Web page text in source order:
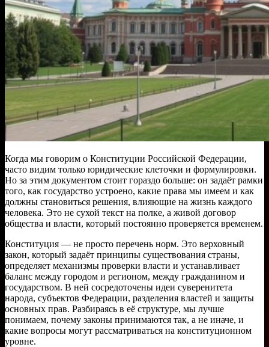
Когда мы говорим о Конституции Российской Федерации,
часто видим только юридические клеточки и формулировки.
Но за этим документом стоит гораздо больше: он задаёт рамки
того, как государство устроено, какие права мы имеем и как
должны становиться решения, влияющие на жизнь каждого
человека. Это не сухой текст на полке, а живой договор
общества и власти, который постоянно проверяется временем.
Конституция — не просто перечень норм. Это верховный
закон, который задаёт принципы существования страны,
определяет механизмы проверки власти и устанавливает
баланс между городом и регионом, между гражданином и
государством. В ней сосредоточены идеи суверенитета
народа, субъектов Федерации, разделения властей и защиты
основных прав. Разбираясь в её структуре, мы лучше
понимаем, почему законы принимаются так, а не иначе, и
какие вопросы могут рассматриваться на конституционном
уровне.